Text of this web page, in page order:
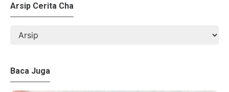
Arsip Cerita Cha
Baca Juga